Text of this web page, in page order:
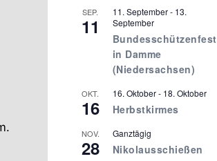
SEP.
11
11. September- 13.
September
Bundesschützenfest
in Damme
(Niedersachsen)
OKT.
16
16. Oktober- 18. Oktober
Herbstkirmes
NOV.
28
Ganztägig
Nikolausschießen